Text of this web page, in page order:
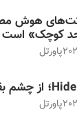
هوش
کوچک» است
پاورتل
پاورتل